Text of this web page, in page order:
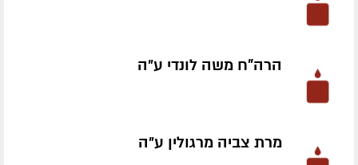
הרה"ח משה לונדי ע״ה
מרת צביה מרגולין ע״ה